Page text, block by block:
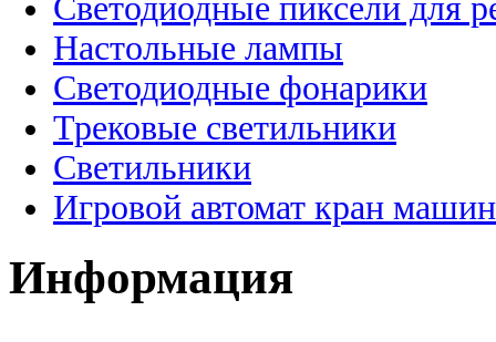
Светодиодные пиксели для
Настольные лампы
Светодиодные фонарики
Трековые светильники
Светильники
Игровой автомат кран
Информация